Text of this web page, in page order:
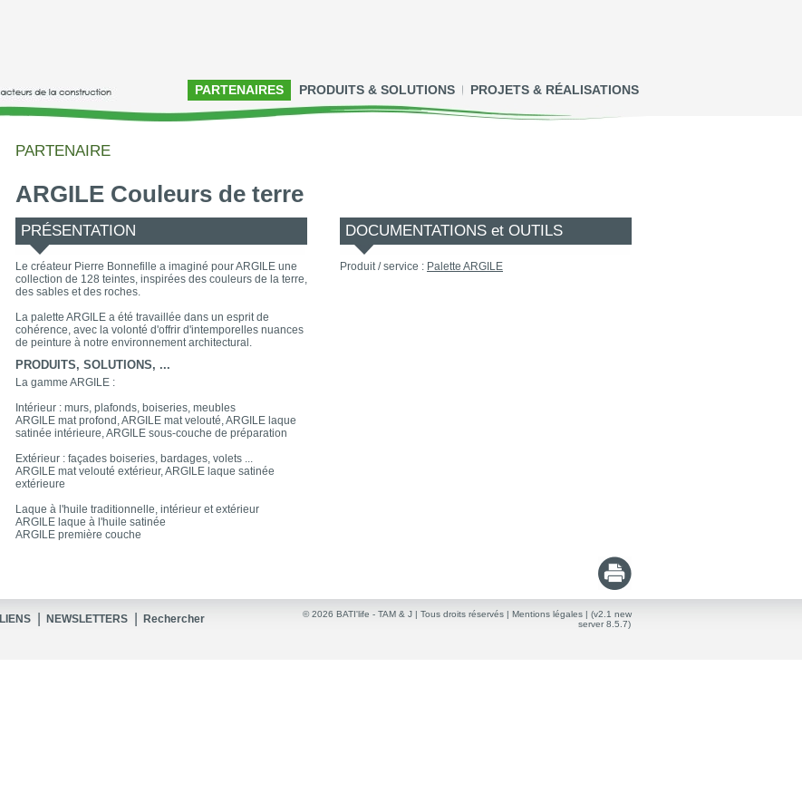
PARTENAIRES PRODUITS & SOLUTIONS PROJETS & RÉALISATIONS
PARTENAIRE
ARGILE Couleurs de terre
PRÉSENTATION
Le créateur Pierre Bonnefille a imaginé pour ARGILE une
collection de 128 teintes, inspirées des couleurs de la terre,
des sables et des roches.
La palette ARGILE a été travaillée dans un esprit de
cohérence, avec la volonté d'offrir d'intemporelles nuances
de peinture à notre environnement architectural.
PRODUITS, SOLUTIONS, ...
La gamme ARGILE :
Intérieur : murs, plafonds, boiseries, meubles
ARGILE mat profond, ARGILE mat velouté, ARGILE laque
satinée intérieure, ARGILE sous-couche de préparation
Extérieur : façades boiseries, bardages, volets ...
ARGILE mat velouté extérieur, ARGILE laque satinée
extérieure
Laque à l'huile traditionnelle, intérieur et extérieur
ARGILE laque à l'huile satinée
ARGILE première couche
DOCUMENTATIONS et OUTILS
Produit / service : Palette ARGILE
LIENS NEWSLETTERS Rechercher © 2026 BATI'life - TAM & J | Tous droits réservés | Mentions légales | (v2.1 new
server 8.5.7)